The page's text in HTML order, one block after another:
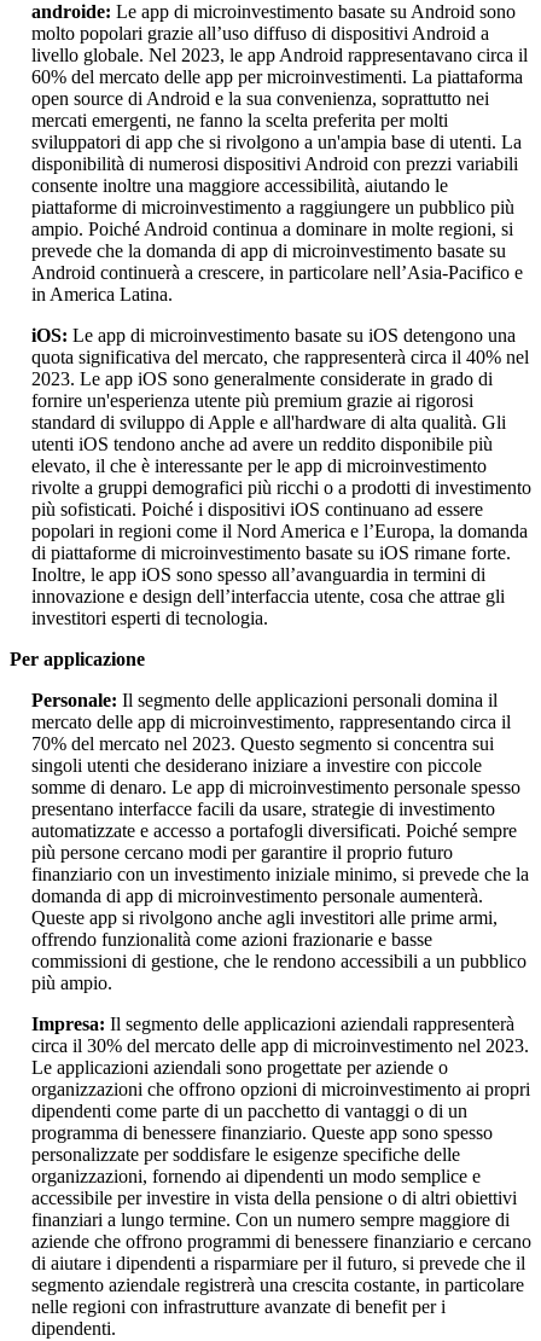
androide: Le app di microinvestimento basate su Android sono
molto popolari grazie all’uso diffuso di dispositivi Android a
livello globale. Nel 2023, le app Android rappresentavano circa il
60% del mercato delle app per microinvestimenti. La piattaforma
open source di Android e la sua convenienza, soprattutto nei
mercati emergenti, ne fanno la scelta preferita per molti
sviluppatori di app che si rivolgono a un'ampia base di utenti. La
disponibilità di numerosi dispositivi Android con prezzi variabili
consente inoltre una maggiore accessibilità, aiutando le
piattaforme di microinvestimento a raggiungere un pubblico più
ampio. Poiché Android continua a dominare in molte regioni, si
prevede che la domanda di app di microinvestimento basate su
Android continuerà a crescere, in particolare nell’Asia-Pacifico e
in America Latina.
iOS: Le app di microinvestimento basate su iOS detengono una
quota significativa del mercato, che rappresenterà circa il 40% nel
2023. Le app iOS sono generalmente considerate in grado di
fornire un'esperienza utente più premium grazie ai rigorosi
standard di sviluppo di Apple e all'hardware di alta qualità. Gli
utenti iOS tendono anche ad avere un reddito disponibile più
elevato, il che è interessante per le app di microinvestimento
rivolte a gruppi demografici più ricchi o a prodotti di investimento
più sofisticati. Poiché i dispositivi iOS continuano ad essere
popolari in regioni come il Nord America e l’Europa, la domanda
di piattaforme di microinvestimento basate su iOS rimane forte.
Inoltre, le app iOS sono spesso all’avanguardia in termini di
innovazione e design dell’interfaccia utente, cosa che attrae gli
investitori esperti di tecnologia.
Per applicazione
Personale: Il segmento delle applicazioni personali domina il
mercato delle app di microinvestimento, rappresentando circa il
70% del mercato nel 2023. Questo segmento si concentra sui
singoli utenti che desiderano iniziare a investire con piccole
somme di denaro. Le app di microinvestimento personale spesso
presentano interfacce facili da usare, strategie di investimento
automatizzate e accesso a portafogli diversificati. Poiché sempre
più persone cercano modi per garantire il proprio futuro
finanziario con un investimento iniziale minimo, si prevede che la
domanda di app di microinvestimento personale aumenterà.
Queste app si rivolgono anche agli investitori alle prime armi,
offrendo funzionalità come azioni frazionarie e basse
commissioni di gestione, che le rendono accessibili a un pubblico
più ampio.
Impresa: Il segmento delle applicazioni aziendali rappresenterà
circa il 30% del mercato delle app di microinvestimento nel 2023.
Le applicazioni aziendali sono progettate per aziende o
organizzazioni che offrono opzioni di microinvestimento ai propri
dipendenti come parte di un pacchetto di vantaggi o di un
programma di benessere finanziario. Queste app sono spesso
personalizzate per soddisfare le esigenze specifiche delle
organizzazioni, fornendo ai dipendenti un modo semplice e
accessibile per investire in vista della pensione o di altri obiettivi
finanziari a lungo termine. Con un numero sempre maggiore di
aziende che offrono programmi di benessere finanziario e cercano
di aiutare i dipendenti a risparmiare per il futuro, si prevede che il
segmento aziendale registrerà una crescita costante, in particolare
nelle regioni con infrastrutture avanzate di benefit per i
dipendenti.